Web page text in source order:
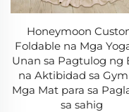
Honeymoon
Foldable na Mga
Unan sa Pagtulog ng
na Aktibidad sa
Mga Mat para sa
sa sahig